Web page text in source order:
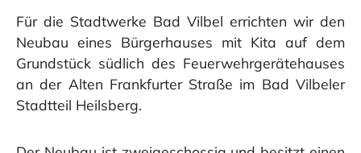
Für die Stadtwerke Bad Vilbel errichten wir den
Neubau eines Bürgerhauses mit Kita auf dem
Grundstück südlich des Feuerwehrgerätehauses
an der Alten Frankfurter Straße im Bad Vilbeler
Stadtteil Heilsberg.